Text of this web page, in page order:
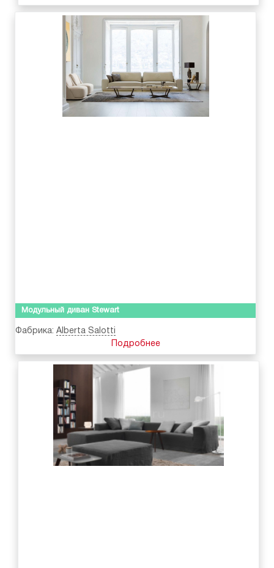
Модульный диван Stewart
Фабрика: Alberta Salotti
Подробнее